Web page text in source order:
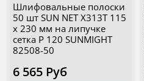
Шлифовальные полоски
50 шт SUN NET X313T 115
х 230 мм на липучке
сетка P 120 SUNMIGHT
82508-50
6 565 Руб